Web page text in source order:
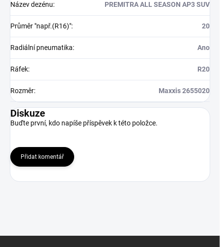
Název dezénu: PREMITRA ALL SEASON AP3 SUV
Průměr "např.(R16)": 20
Radiální pneumatika: Ano
Ráfek: R20
Rozměr: Maxxis 2655020
Diskuze
Buďte první, kdo napíše příspěvek k této položce.
Přidat komentář